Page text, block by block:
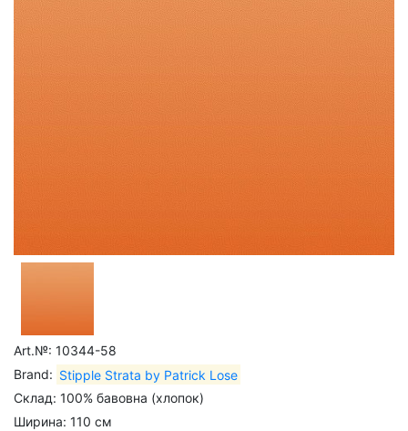
Art.№: 10344-58
Brand: Stipple Strata by Patrick Lose
Склад: 100% бавовна (хлопок)
Ширина: 110 см